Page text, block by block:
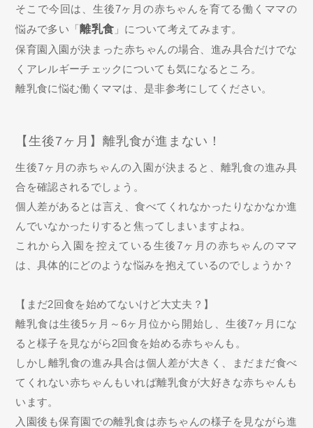
そこで今回は、生後7ヶ月の赤ちゃんを育てる働くママの
悩みで多い「離乳食 」について考えてみます。
保育園入園が決まった赤ちゃんの場合、進み具合だけでな
くアレルギーチェックについても気になるところ。
離乳食に悩む働くママは、是非参考にしてください。
【生後7ヶ月】離乳食が進まない！
生後7ヶ月の赤ちゃんの入園が決まると、離乳食の進み具
合を確認されるでしょう。
個人差があるとは言え、食べてくれなかったりなかなか進
んでいなかったりすると焦ってしまいますよね。
これから入園を控えている生後7ヶ月の赤ちゃんのママ
は、具体的にどのような悩みを抱えているのでしょうか？
【まだ2回食を始めてないけど大丈夫？】
離乳食は生後5ヶ月～6ヶ月位から開始し、生後7ヶ月にな
ると様子を見ながら2回食を始める赤ちゃんも。
しかし離乳食の進み具合は個人差が大きく、まだまだ食べ
てくれない赤ちゃんもいれば離乳食が大好きな赤ちゃんも
います。
入園後も保育園での離乳食は赤ちゃんの様子を見ながら進